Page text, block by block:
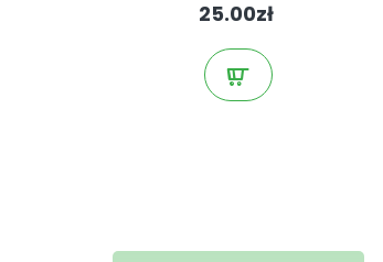
25.00zł